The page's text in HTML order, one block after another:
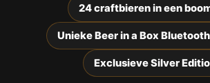
24 craftbieren in een
Unieke Beer in a Box
Exclusieve Silver